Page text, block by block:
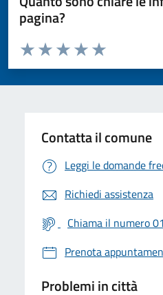
pagina?
Valuta da 1 a 5 stelle la pagina
Valuta 5 stelle
Valuta 4 stelle su 5
Valuta 3 stelle su 5
Valuta 2 stelle su 5
Valuta 1 stelle su 5
Contatta il comune
Leggi le domande
Richiedi assistenza
Chiama il numero
Prenota
Problemi in città